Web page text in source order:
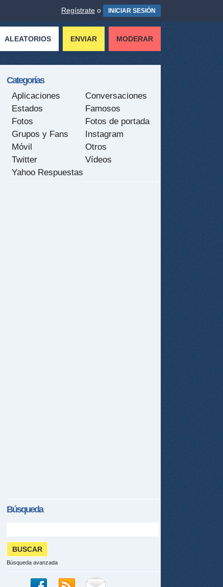
Regístrate o INICIAR SESIÓN
ALEATORIOS ENVIAR MODERAR
Categorías
Aplicaciones
Conversaciones
Estados
Famosos
Fotos
Fotos de portada
Grupos y Fans
Instagram
Móvil
Otros
Twitter
Vídeos
Yahoo Respuestas
Búsqueda
Búsqueda avanzada